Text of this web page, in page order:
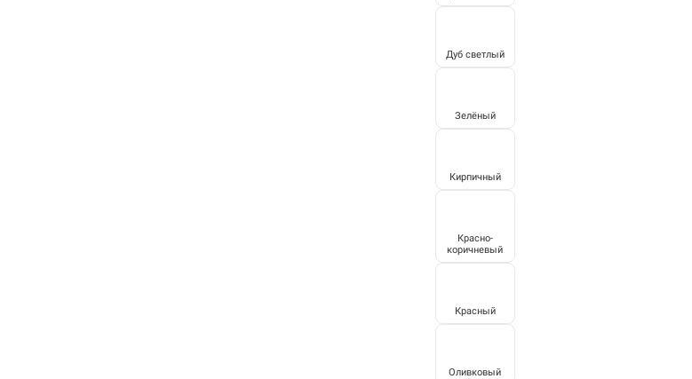
Дуб светлый
Зелёный
Кирпичный
Красно-
коричневый
Красный
Оливковый